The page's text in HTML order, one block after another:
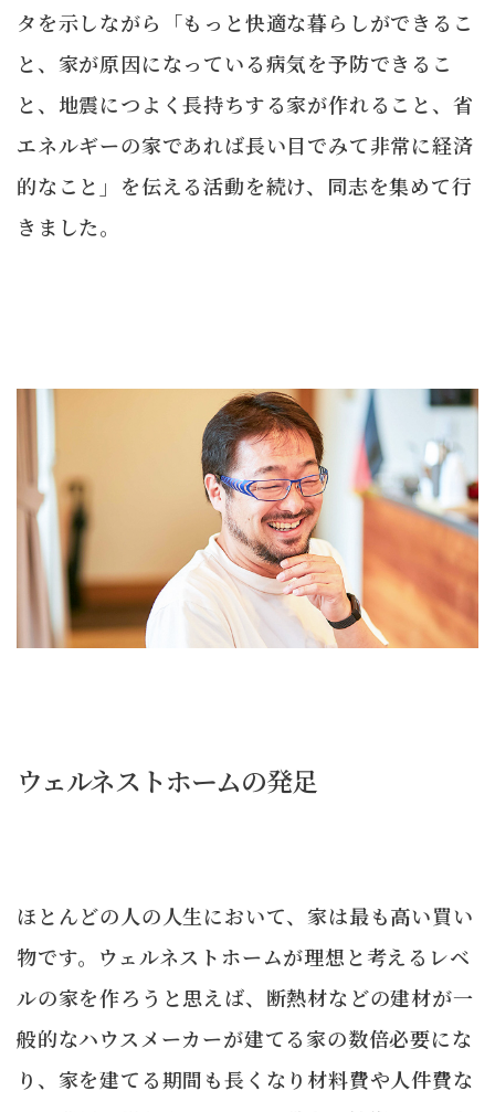
タを示しながら「もっと快適な暮らしができるこ
と、家が原因になっている病気を予防できるこ
と、地震につよく長持ちする家が作れること、省
エネルギーの家であれば長い目でみて非常に経済
的なこと」を伝える活動を続け、同志を集めて行
きました。
ウェルネストホームの発足
ほとんどの人の人生において、家は最も高い買い
物です。ウェルネストホームが理想と考えるレベ
ルの家を作ろうと思えば、断熱材などの建材が一
般的なハウスメーカーが建てる家の数倍必要にな
り、家を建てる期間も長くなり材料費や人件費な